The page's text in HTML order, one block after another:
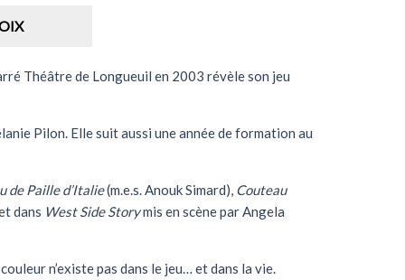
Théâtre de Longueuil en 2003 révèle son jeu
Pilon. Elle suit aussi une année de formation au
de Paille d’Italie(m.e.s. Anouk Simard), Couteau
dans West Side Storymis en scène par Angela
n’existe pas dans le jeu… et dans la vie.